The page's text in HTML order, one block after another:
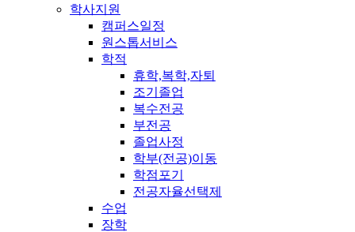
학사지원
캠퍼스일정
원스톱서비스
학적
휴학,복학,자퇴
조기졸업
복수전공
부전공
졸업사정
학부(전공)이동
학점포기
전공자율선택제
수업
장학